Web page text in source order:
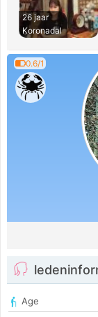
26 jaar
Koronadal
0.6/1
Age